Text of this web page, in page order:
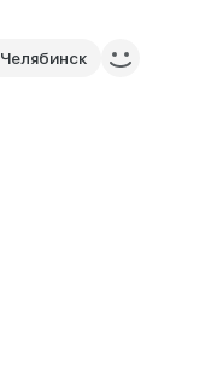
Челябинск